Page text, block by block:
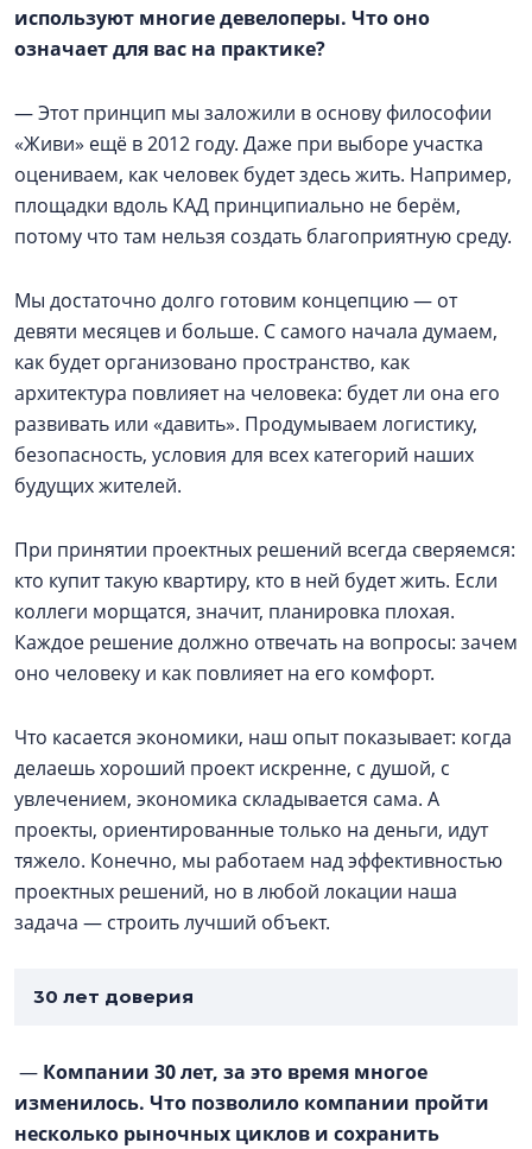
используют многие девелоперы. Что оно
означает для вас на практике?
— Этот принцип мы заложили в основу философии
«Живи» ещё в 2012 году. Даже при выборе участка
оцениваем, как человек будет здесь жить. Например,
площадки вдоль КАД принципиально не берём,
потому что там нельзя создать благоприятную среду.
Мы достаточно долго готовим концепцию — от
девяти месяцев и больше. С самого начала думаем,
как будет организовано пространство, как
архитектура повлияет на человека: будет ли она его
развивать или «давить». Продумываем логистику,
безопасность, условия для всех категорий наших
будущих жителей.
При принятии проектных решений всегда сверяемся:
кто купит такую квартиру, кто в ней будет жить. Если
коллеги морщатся, значит, планировка плохая.
Каждое решение должно отвечать на вопросы: зачем
оно человеку и как повлияет на его комфорт.
Что касается экономики, наш опыт показывает: когда
делаешь хороший проект искренне, с душой, с
увлечением, экономика складывается сама. А
проекты, ориентированные только на деньги, идут
тяжело. Конечно, мы работаем над эффективностью
проектных решений, но в любой локации наша
задача — строить лучший объект.
30 лет доверия
— Компании 30 лет, за это время многое
изменилось. Что позволило компании пройти
несколько рыночных циклов и сохранить